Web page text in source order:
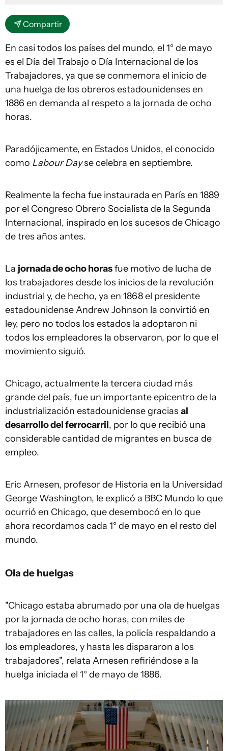
Compartir
En casi todos los países del mundo, el 1° de mayo
es el Día del Trabajo o Día Internacional de los
Trabajadores, ya que se conmemora el inicio de
una huelga de los obreros estadounidenses en
1886 en demanda al respeto a la jornada de ocho
horas.
Paradójicamente, en Estados Unidos, el conocido
como Labour Dayse celebra en septiembre.
Realmente la fecha fue instaurada en París en 1889
por el Congreso Obrero Socialista de la Segunda
Internacional, inspirado en los sucesos de Chicago
de tres años antes.
La jornada de ocho horasfue motivo de lucha de
los trabajadores desde los inicios de la revolución
industrial y, de hecho, ya en 1868 el presidente
estadounidense Andrew Johnson la convirtió en
ley, pero no todos los estados la adoptaron ni
todos los empleadores la observaron, por lo que el
movimiento siguió.
Chicago, actualmente la tercera ciudad más
grande del país, fue un importante epicentro de la
industrialización estadounidense gracias al
desarrollo del ferrocarril, por lo que recibió una
considerable cantidad de migrantes en busca de
empleo.
Eric Arnesen, profesor de Historia en la Universidad
George Washington, le explicó a BBC Mundo lo que
ocurrió en Chicago, que desembocó en lo que
ahora recordamos cada 1° de mayo en el resto del
mundo.
Ola de huelgas
"Chicago estaba abrumado por una ola de huelgas
por la jornada de ocho horas, con miles de
trabajadores en las calles, la policía respaldando a
los empleadores, y hasta les dispararon a los
trabajadores", relata Arnesen refiriéndose a la
huelga iniciada el 1° de mayo de 1886.